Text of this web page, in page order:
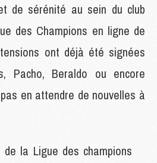
de sérénité au sein du club
des Champions en ligne de
ont déjà été signées
Pacho, Beraldo ou encore
en attendre de nouvelles à
la Ligue des champions